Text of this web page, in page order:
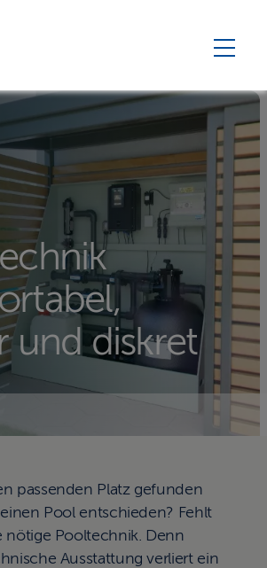
und diskret
passenden Platz gefunden
Pool entschieden? Fehlt
nötige Pooltechnik. Denn
Ausstattung verliert ein